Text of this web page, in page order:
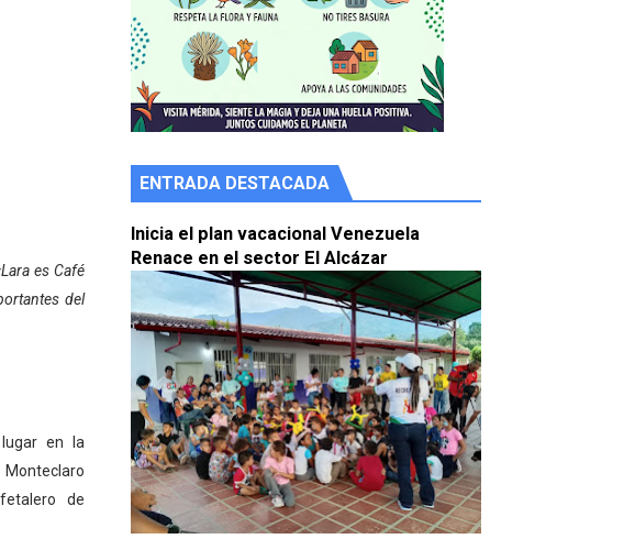
Cherenkov de agua
Mérida
es Café
del
en la
de
ENTRADA DESTACADA
Inicia el plan vacacional Venezuela
Renace en el sector El Alcázar